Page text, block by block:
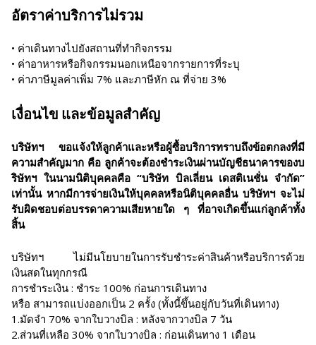
อัตราค่าบริการไม่รวม
• ค่าเดินทางไปยังสถานที่ทำกิจกรรม
• ค่าอาหารหรือกิจกรรมนอกเหนือจากรายการที่ระบุ
• ค่าภาษีมูลค่าเพิ่ม 7% และภาษีหัก ณ ที่จ่าย 3%
เงื่อนไข และข้อมูลสำคัญ
บริษัทฯ ขอแจ้งให้ลูกค้าและหรือผู้ซื้อบริการทราบถึงข้อตกลงที่มี
ความสำคัญมาก คือ ลูกค้าจะต้องชำระเงินผ่านบัญชีธนาคารของบ
ริษัทฯ ในนามนิติบุคคลคือ “บริษัท บิลเลี่ยน เดสติเนชั่น จำกัด”
เท่านั้น หากมีการจ่ายเงินให้บุคคลหรือนิติบุคคลอื่น บริษัทฯ จะไม่
รับผิดชอบต่อบรรดาความเสียหายใด ๆ ที่อาจเกิดขึ้นแก่ลูกค้าทั้ง
สิ้น
บริษัทฯ ไม่มีนโยบายในการรับชำระค่าสินค้าหรือบริการด้วย
เงินสดในทุกกรณี
การชำระเงิน : ชำระ 100% ก่อนการเดินทาง
หรือ สามารถแบ่งออกเป็น 2 ครั้ง (ทั้งนี้ขึ้นอยู่กับวันที่เดินทาง)
1.มัดจำ 70% จากใบวางบิล : หลังจากวางบิล 7 วัน
2.ส่วนที่เหลือ 30% จากใบวางบิล : ก่อนเดินทาง 1 เดือน